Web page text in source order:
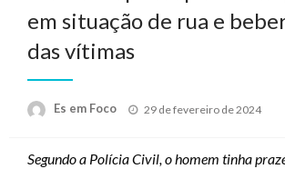
em situação de rua e
das vítimas
Es em Foco
Posted
29 de fevereiro de 2024
Segundo a Polícia Civil, o homem tinha